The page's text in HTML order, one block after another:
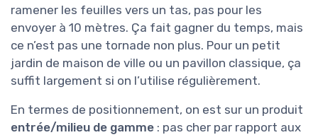
ramener les feuilles vers un tas, pas pour les
envoyer à 10 mètres. Ça fait gagner du temps, mais
ce n’est pas une tornade non plus. Pour un petit
jardin de maison de ville ou un pavillon classique, ça
suffit largement si on l’utilise régulièrement.
En termes de positionnement, on est sur un produit
entrée/milieu de gamme : pas cher par rapport aux